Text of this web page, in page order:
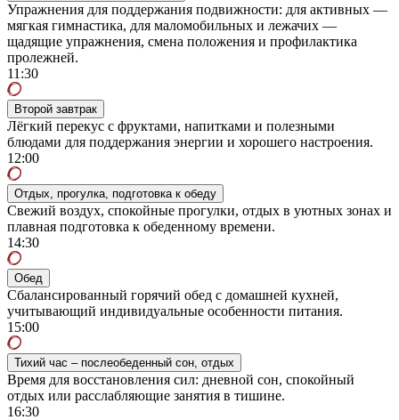
Упражнения для поддержания подвижности: для активных —
мягкая гимнастика, для маломобильных и лежачих —
щадящие упражнения, смена положения и профилактика
пролежней.
11:30
Второй завтрак
Лёгкий перекус с фруктами, напитками и полезными
блюдами для поддержания энергии и хорошего настроения.
12:00
Отдых, прогулка, подготовка к обеду
Свежий воздух, спокойные прогулки, отдых в уютных зонах и
плавная подготовка к обеденному времени.
14:30
Обед
Сбалансированный горячий обед с домашней кухней,
учитывающий индивидуальные особенности питания.
15:00
Тихий час – послеобеденный сон, отдых
Время для восстановления сил: дневной сон, спокойный
отдых или расслабляющие занятия в тишине.
16:30